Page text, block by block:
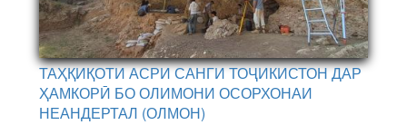
ТАҲҚИҚОТИ АСРИ САНГИ ТОҶИКИСТОН ДАР
ҲАМКОРӢ БО ОЛИМОНИ ОСОРХОНАИ
НЕАНДЕРТАЛ (ОЛМОН)